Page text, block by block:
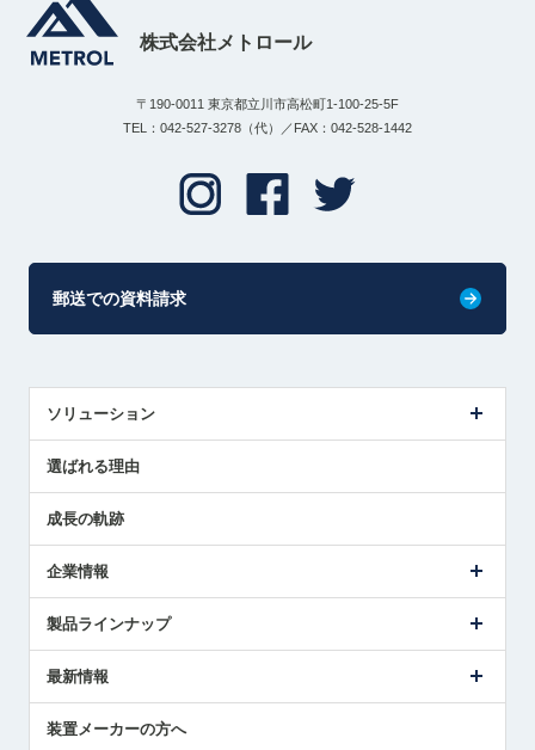
株式会社メトロール
〒190-0011 東京都立川市高松町1-100-25-5F
TEL：042-527-3278（代）／FAX：042-528-1442
郵送での資料請求
ソリューション
解決策提案
選ばれる理由
成長の軌跡
企業情報
ごあいさつ
受賞履歴
採用情報
製品ラインナップ
ツールセッタ製品
エアマイクロセンサ製品
最新情報
メトロールの技術
装置メーカーの方へ